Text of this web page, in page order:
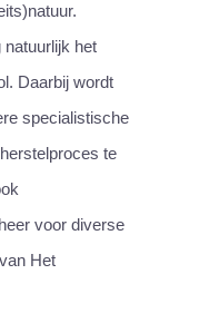
natuurlijk het
Daarbij wordt
specialistische
te
voor diverse
Het